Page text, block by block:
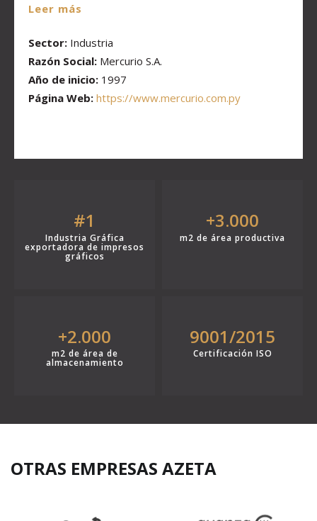
Leer más
Sector: Industria
Razón Social: Mercurio S.A.
Año de inicio: 1997
Página Web: https://www.mercurio.com.py
#1
Industria Gráfica
exportadora de impresos
gráficos
+3.000
m2 de área productiva
+2.000
m2 de área de
almacenamiento
9001/2015
Certificación ISO
OTRAS EMPRESAS AZETA